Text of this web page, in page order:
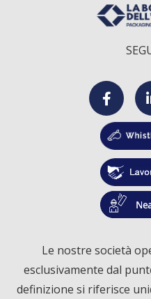
F
a
c
b
Le nostre società
esclusivamente dal
definizione si riferisce